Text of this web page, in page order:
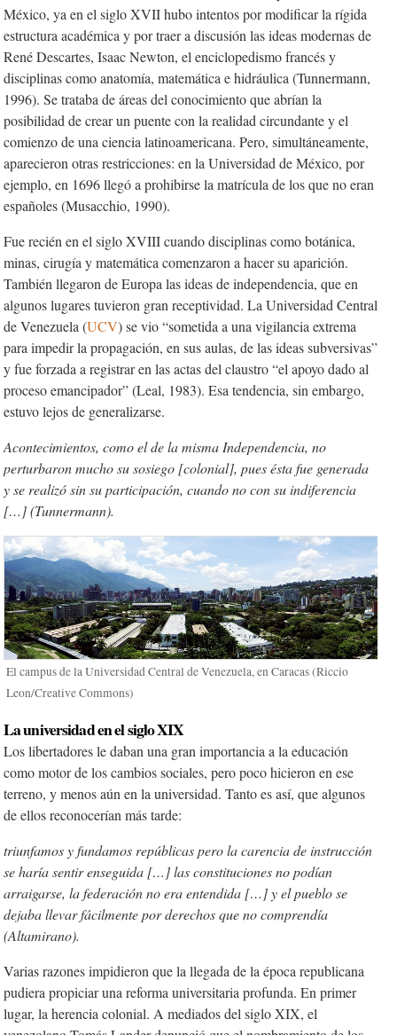
México, ya en el siglo XVII hubo intentos por modificar la rígida
estructura académica y por traer a discusión las ideas modernas de
René Descartes, Isaac Newton, el enciclopedismo francés y
disciplinas como anatomía, matemática e hidráulica (Tunnermann,
1996). Se trataba de áreas del conocimiento que abrían la
posibilidad de crear un puente con la realidad circundante y el
comienzo de una ciencia latinoamericana. Pero, simultáneamente,
aparecieron otras restricciones: en la Universidad de México, por
ejemplo, en 1696 llegó a prohibirse la matrícula de los que no eran
españoles (Musacchio, 1990).
Fue recién en el siglo XVIII cuando disciplinas como botánica,
minas, cirugía y matemática comenzaron a hacer su aparición.
También llegaron de Europa las ideas de independencia, que en
algunos lugares tuvieron gran receptividad. La Universidad Central
de Venezuela (UCV) se vio “sometida a una vigilancia extrema
para impedir la propagación, en sus aulas, de las ideas subversivas”
y fue forzada a registrar en las actas del claustro “el apoyo dado al
proceso emancipador” (Leal, 1983). Esa tendencia, sin embargo,
estuvo lejos de generalizarse.
Acontecimientos, como el de la misma Independencia, no
perturbaron mucho su sosiego [colonial], pues ésta fue generada
y se realizó sin su participación, cuando no con su indiferencia
[…] (Tunnermann).
El campus de la Universidad Central de Venezuela, en Caracas (Riccio
Leon/Creative Commons)
La universidad en el siglo XIX
Los libertadores le daban una gran importancia a la educación
como motor de los cambios sociales, pero poco hicieron en ese
terreno, y menos aún en la universidad. Tanto es así, que algunos
de ellos reconocerían más tarde:
triunfamos y fundamos repúblicas pero la carencia de instrucción
se haría sentir enseguida […] las constituciones no podían
arraigarse, la federación no era entendida […] y el pueblo se
dejaba llevar fácilmente por derechos que no comprendía
(Altamirano).
Varias razones impidieron que la llegada de la época republicana
pudiera propiciar una reforma universitaria profunda. En primer
lugar, la herencia colonial. A mediados del siglo XIX, el